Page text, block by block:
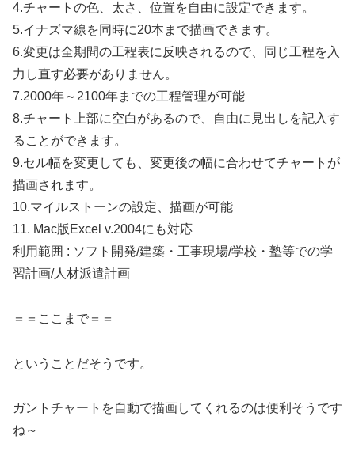
4.チャートの色、太さ、位置を自由に設定できます。
5.イナズマ線を同時に20本まで描画できます。
6.変更は全期間の工程表に反映されるので、同じ工程を入
力し直す必要がありません。
7.2000年～2100年までの工程管理が可能
8.チャート上部に空白があるので、自由に見出しを記入す
ることができます。
9.セル幅を変更しても、変更後の幅に合わせてチャートが
描画されます。
10.マイルストーンの設定、描画が可能
11. Mac版Excel v.2004にも対応
利用範囲 : ソフト開発/建築・工事現場/学校・塾等での学
習計画/人材派遣計画
＝＝ここまで＝＝
ということだそうです。
ガントチャートを自動で描画してくれるのは便利そうです
ね～